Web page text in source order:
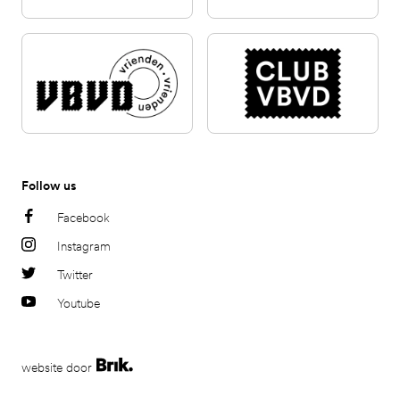
Follow us
Facebook
Instagram
Twitter
Youtube
website door